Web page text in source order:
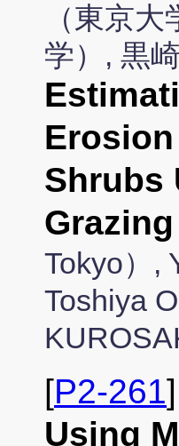
（東京
学）, 黒
Shrubs
Tokyo）,
Toshiya
[P2-261]
Using